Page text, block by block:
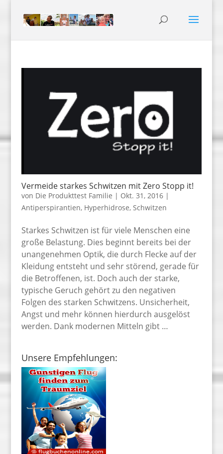
Vermeide starkes Schwitzen mit Zero Stopp it!
von Die Produkttest Familie | Okt. 31, 2016|
Antiperspirantien, Hyperhidrose, Schwitzen
Starkes Schwitzen ist für viele Menschen eine
große Belastung. Dies beginnt bereits bei der
unangenehmen Optik, die durch Flecke auf der
Kleidung entsteht und sehr störend, gerade für
die Betroffenen, ist. Doch auch der starke,
typische Geruch gehört zu den negativen
Folgen des starken Schwitzens. Unsicherheit,
Angst und mehr können hierdurch ausgelöst
werden. Dank modernen Mitteln gibt …
Unsere Empfehlungen: